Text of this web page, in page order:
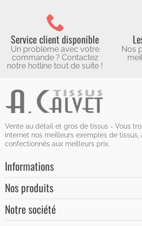
Service client disponible
Un problème avec votre
commande ? Contactez
notre hotline tout de suite !
Nos
Vente au détail et gros de tissus - Vous
internet nos meilleurs exemples de
confectionnés aux meilleurs prix.
Informations
Nos produits
Notre société